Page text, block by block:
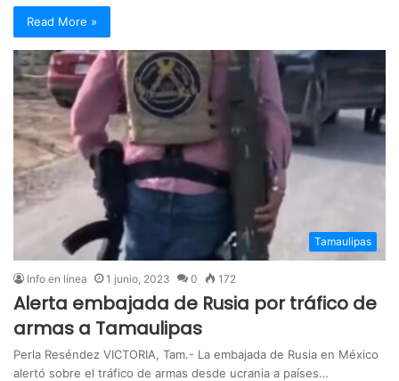
Read More »
Tamaulipas
Info en línea 1 junio, 2023 0 172
Alerta embajada de Rusia por tráfico de
armas a Tamaulipas
Perla Reséndez VICTORIA, Tam.- La embajada de Rusia en México
alertó sobre el tráfico de armas desde ucrania a países…